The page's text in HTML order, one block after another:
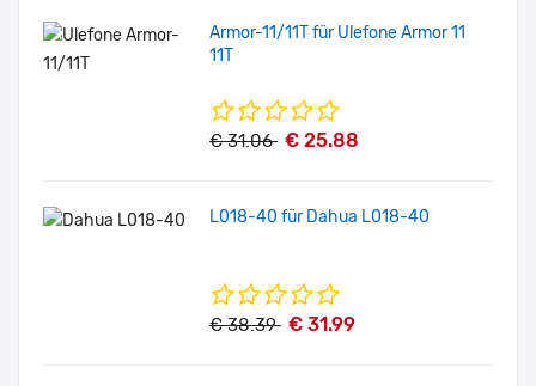
Armor-11/11T für Ulefone Armor 11
11T
€ 31.06 € 25.88
L018-40 für Dahua L018-40
€ 38.39 € 31.99